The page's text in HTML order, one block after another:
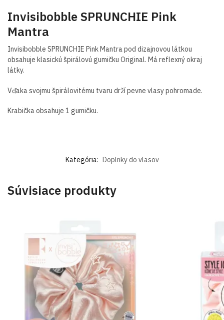
Invisibobble SPRUNCHIE Pink
Mantra
Invisibobble SPRUNCHIE Pink Mantra pod dizajnovou látkou
obsahuje klasickú špirálovú gumičku Original. Má reflexný okraj
látky.
Vďaka svojmu špirálovitému tvaru drží pevne vlasy pohromade.
Krabička obsahuje 1 gumičku.
Kategória: Doplnky do vlasov
Súvisiace produkty